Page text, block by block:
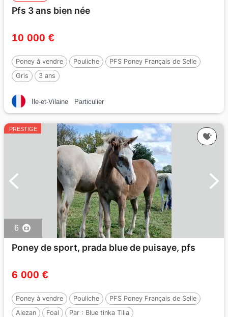
Pfs 3 ans bien née
10 000 €
Poney à vendre Pouliche
PFS Poney Français de Selle
Gris
3 ans
Ile-et-Vilaine Particulier
PRESTIGE
6
Poney de sport, prada blue de puisaye, pfs
6 000 €
Poney à vendre Pouliche
PFS Poney Français de Selle
Alezan
Foal Par : Blue tinka Tilia